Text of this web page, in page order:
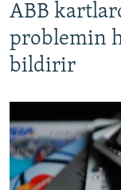
ABB
problemin
bildirir